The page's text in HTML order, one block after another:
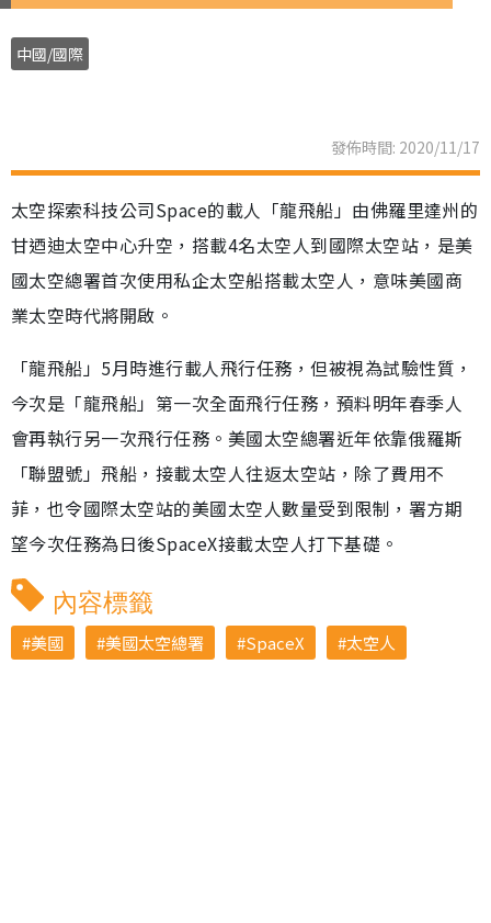
中國/國際
發佈時間: 2020/11/17
太空探索科技公司Space的載人「龍飛船」由佛羅里達州的
甘迺迪太空中心升空，搭載4名太空人到國際太​空站，是美
國太空總署首次使用私企太空船搭載太空人，意味美國商
業太空時代將開啟。
「龍飛船」5月時進行載人飛行任務，但被視為試驗性質，
今次是「龍飛船」第一次全面飛行任務，預料明年春季人
會再執行另一次飛行任務。美國太空總署近年依靠俄羅斯
「聯盟號」飛船，接載太空人往返太空站，除了費用不
菲，也令國際太空站的美國太空人數量受到限制，署方期
望今次任務為日後SpaceX接載太空人打下基礎。
內容標籤
美國 美國太空總署 SpaceX 太空人